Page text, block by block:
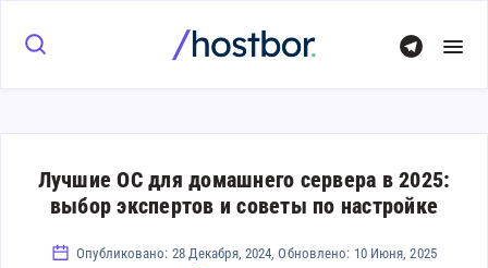
Лучшие ОС для домашнего сервера в 2025:
выбор экспертов и советы по настройке
Опубликовано: 28 Декабря, 2024, Обновлено: 10 Июня, 2025